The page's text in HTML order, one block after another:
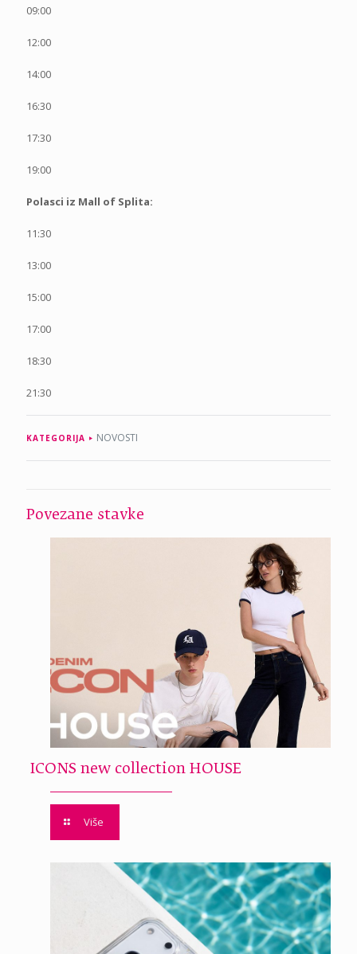
09:00
12:00
14:00
16:30
17:30
19:00
Polasci iz Mall of Splita:
11:30
13:00
15:00
17:00
18:30
21:30
KATEGORIJA NOVOSTI
Povezane stavke
ICONS new collection HOUSE
Više